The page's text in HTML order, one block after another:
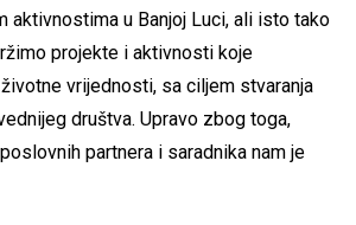
aktivnostima u Banjoj Luci, ali isto tako
projekte i aktivnosti koje
vrijednosti, sa ciljem stvaranja
društva. Upravo zbog toga,
partnera i saradnika nam je